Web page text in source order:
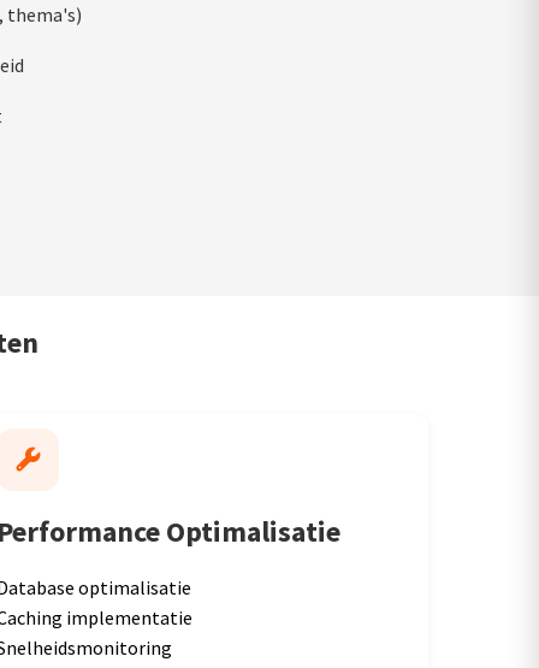
thema's)
Optimalisatie
optimalisatie
implementatie